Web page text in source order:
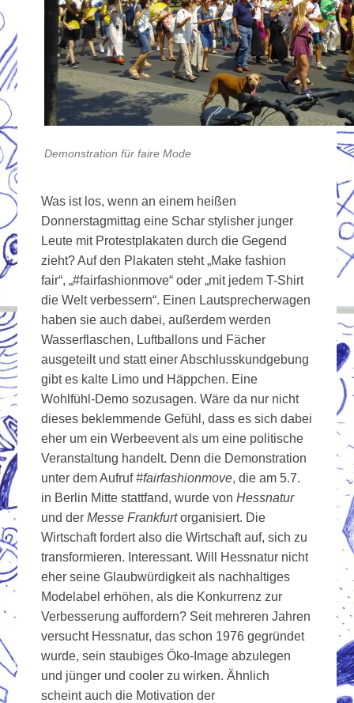
Demonstration für faire Mode
Was ist los, wenn an einem heißen
Donnerstagmittag eine Schar stylisher junger
Leute mit Protestplakaten durch die Gegend
zieht? Auf den Plakaten steht „Make fashion
fair“, „#fairfashionmove“ oder „mit jedem T-Shirt
die Welt verbessern“. Einen Lautsprecherwagen
haben sie auch dabei, außerdem werden
Wasserflaschen, Luftballons und Fächer
ausgeteilt und statt einer Abschlusskundgebung
gibt es kalte Limo und Häppchen. Eine
Wohlfühl-Demo sozusagen. Wäre da nur nicht
dieses beklemmende Gefühl, dass es sich dabei
eher um ein Werbeevent als um eine politische
Veranstaltung handelt. Denn die Demonstration
unter dem Aufruf#fairfashionmove, die am 5.7.
in Berlin Mitte stattfand, wurde vonHessnatur
und derMesse Frankfurtorganisiert. Die
Wirtschaft fordert also die Wirtschaft auf, sich zu
transformieren. Interessant. Will Hessnatur nicht
eher seine Glaubwürdigkeit als nachhaltiges
Modelabel erhöhen, als die Konkurrenz zur
Verbesserung auffordern? Seit mehreren Jahren
versucht Hessnatur, das schon 1976 gegründet
wurde, sein staubiges Öko-Image abzulegen
und jünger und cooler zu wirken. Ähnlich
scheint auch die Motivation der